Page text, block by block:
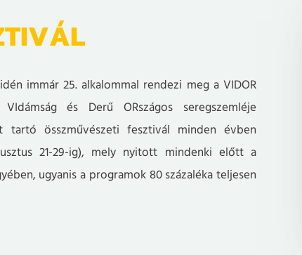
immár 25. alkalommal rendezi meg a VIDOR
és Derű ORszágos seregszemléje
tartó összművészeti fesztivál minden évben
21-29-ig), mely nyitott mindenki előtt a
ugyanis a programok 80 százaléka teljesen